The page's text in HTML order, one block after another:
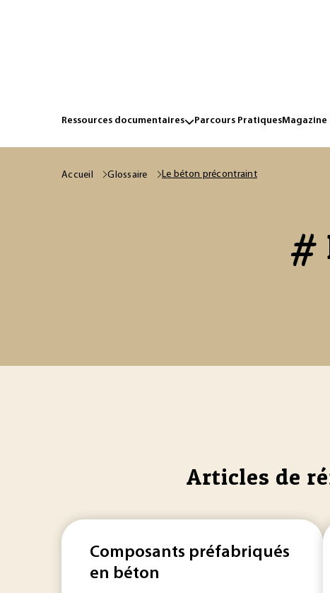
Ressources documentaires Parcours PratiquesMagazine
Accueil Glossaire Le béton précontraint
#
Articles de
Composants préfabriqués
en béton